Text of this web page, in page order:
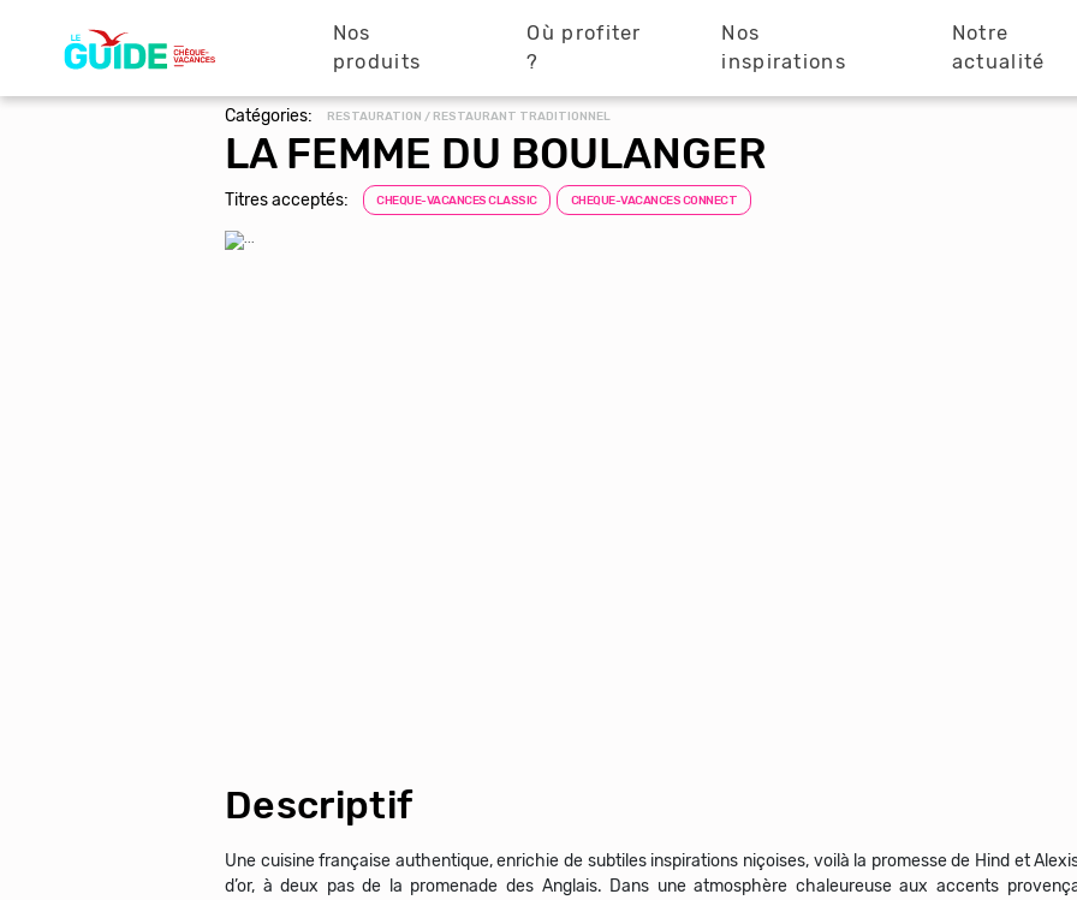
principale
Nos
produits
Où profiter
?
Nos
inspirations
Notre
actualité
Catégories: RESTAURATION / RESTAURANT TRADITIONNEL
LA FEMME DU BOULANGER
Titres acceptés: CHEQUE-VACANCES CLASSIC CHEQUE-VACANCES CONNECT
Descriptif
Une cuisine française authentique, enrichie de subtiles inspirations niçoises, voilà la promesse de Hind et
d’or, à deux pas de la promenade des Anglais. Dans une atmosphère chaleureuse aux accents